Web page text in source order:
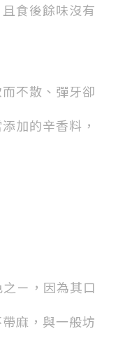
食後餘味沒有
不散、彈牙卻
加的辛香料，
ㄧ，因為其口
麻，與一般坊